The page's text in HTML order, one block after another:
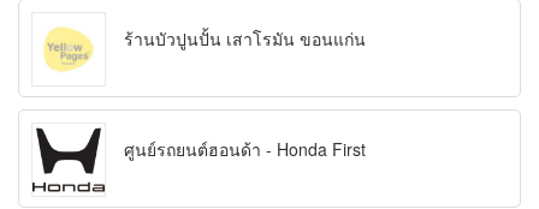
ร้านบัวปูนปั้น เสาโรมัน ขอนแก่น
ศูนย์รถยนต์ฮอนด้า - Honda First